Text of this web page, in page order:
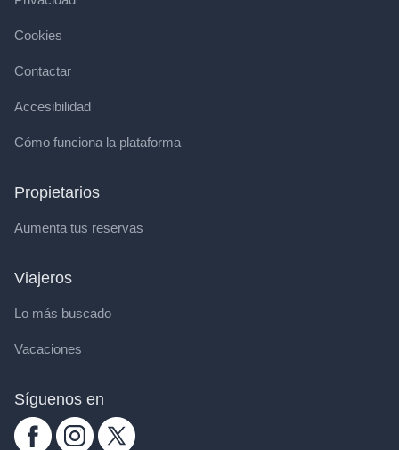
Cookies
Contactar
Accesibilidad
Cómo funciona la plataforma
Propietarios
Aumenta tus reservas
Viajeros
Lo más buscado
Vacaciones
Síguenos en